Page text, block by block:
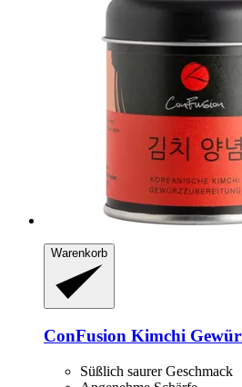
Warenkorb
ConFusion Kimchi
Süßlich saurer Geschmack